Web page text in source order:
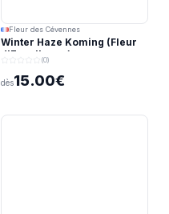
Fleur des Cévennes
Winter Haze Koming (Fleur
d'Excellence)
(0)
dès15.00€